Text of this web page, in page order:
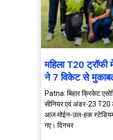
महिला T20
ने 7 विकेट से
Patna: बिहार क्रिकेट
सीनियर एवं अंडर-23
आज मोईन-उल-हक
गए। दिनभर